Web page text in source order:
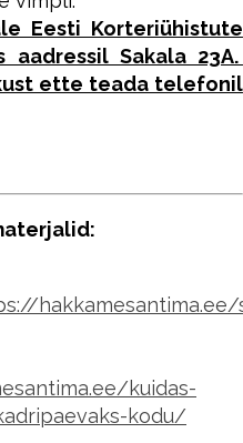
Eesti Korteriühistute
aadressil Sakala 23A.
ette teada telefonil
kuidas-
kodu/